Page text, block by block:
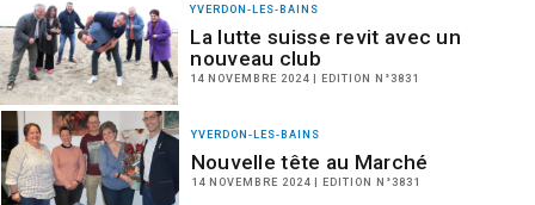
YVERDON-LES-BAINS
La lutte suisse revit avec un
nouveau club
14 NOVEMBRE 2024 | EDITION N°3831
YVERDON-LES-BAINS
Nouvelle tête au Marché
14 NOVEMBRE 2024 | EDITION N°3831